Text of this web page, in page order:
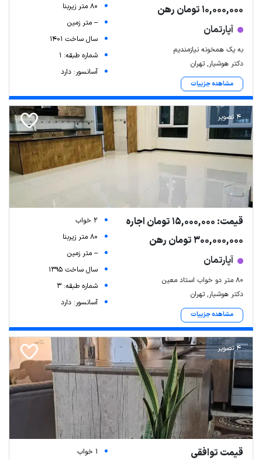
10,000,000 تومان رهن
آپارتمان
به یک همخونه نیازمندیم
دکتر هوشیار, تهران
مشاهده جزییات
80 متر زیربنا
-- متر زمین
سال ساخت 1401
شماره طبقه: 1
آسانسور: دارد
4 تصویر
قیمت: 15,000,000 تومان اجاره
300,000,000 تومان رهن
آپارتمان
۸۰ متر دو خواب استاد معین
دکتر هوشیار, تهران
مشاهده جزییات
2 خواب
80 متر زیربنا
-- متر زمین
سال ساخت 1395
شماره طبقه: 3
آسانسور: دارد
4 تصویر
قیمت توافقی
1 خواب